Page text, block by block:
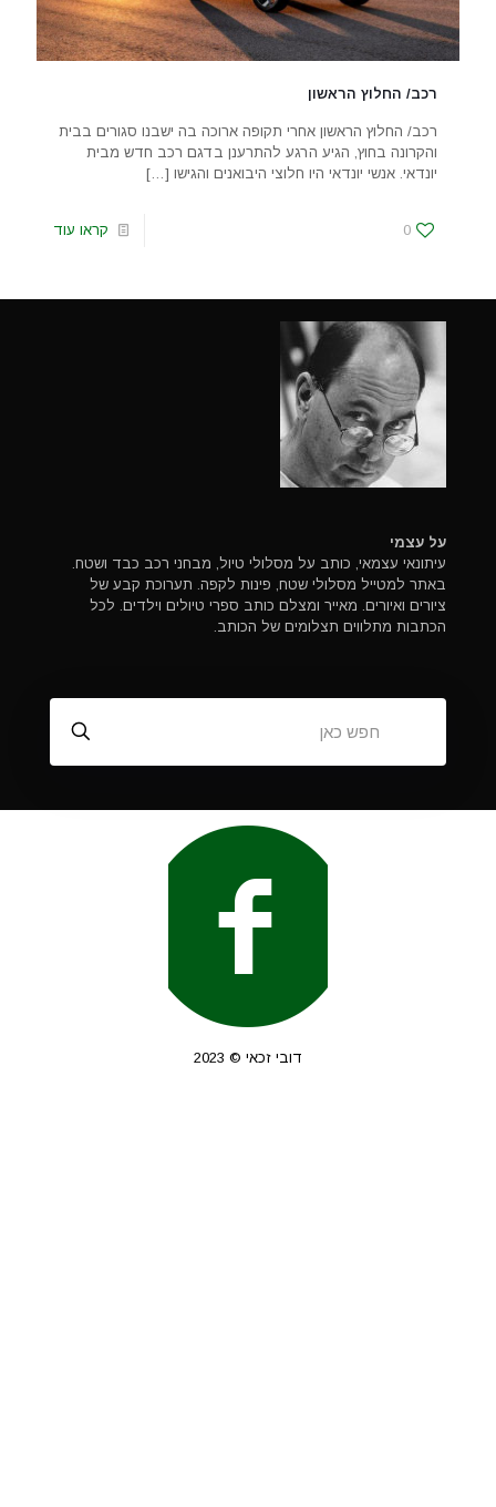
רכב/ החלוץ הראשון
רכב/ החלוץ הראשון אחרי תקופה ארוכה בה ישבנו סגורים בבית
והקרונה בחוץ, הגיע הרגע להתרענן בדגם רכב חדש מבית
יונדאי. אנשי יונדאי היו חלוצי היבואנים והגישו […]
0 קראו עוד
על עצמי
עיתונאי עצמאי, כותב על מסלולי טיול, מבחני רכב כבד ושטח.
באתר למטייל מסלולי שטח, פינות לקפה. תערוכת קבע של
ציורים ואיורים. מאייר ומצלם כותב ספרי טיולים וילדים. לכל
הכתבות מתלווים תצלומים של הכותב.
דובי זכאי © 2023